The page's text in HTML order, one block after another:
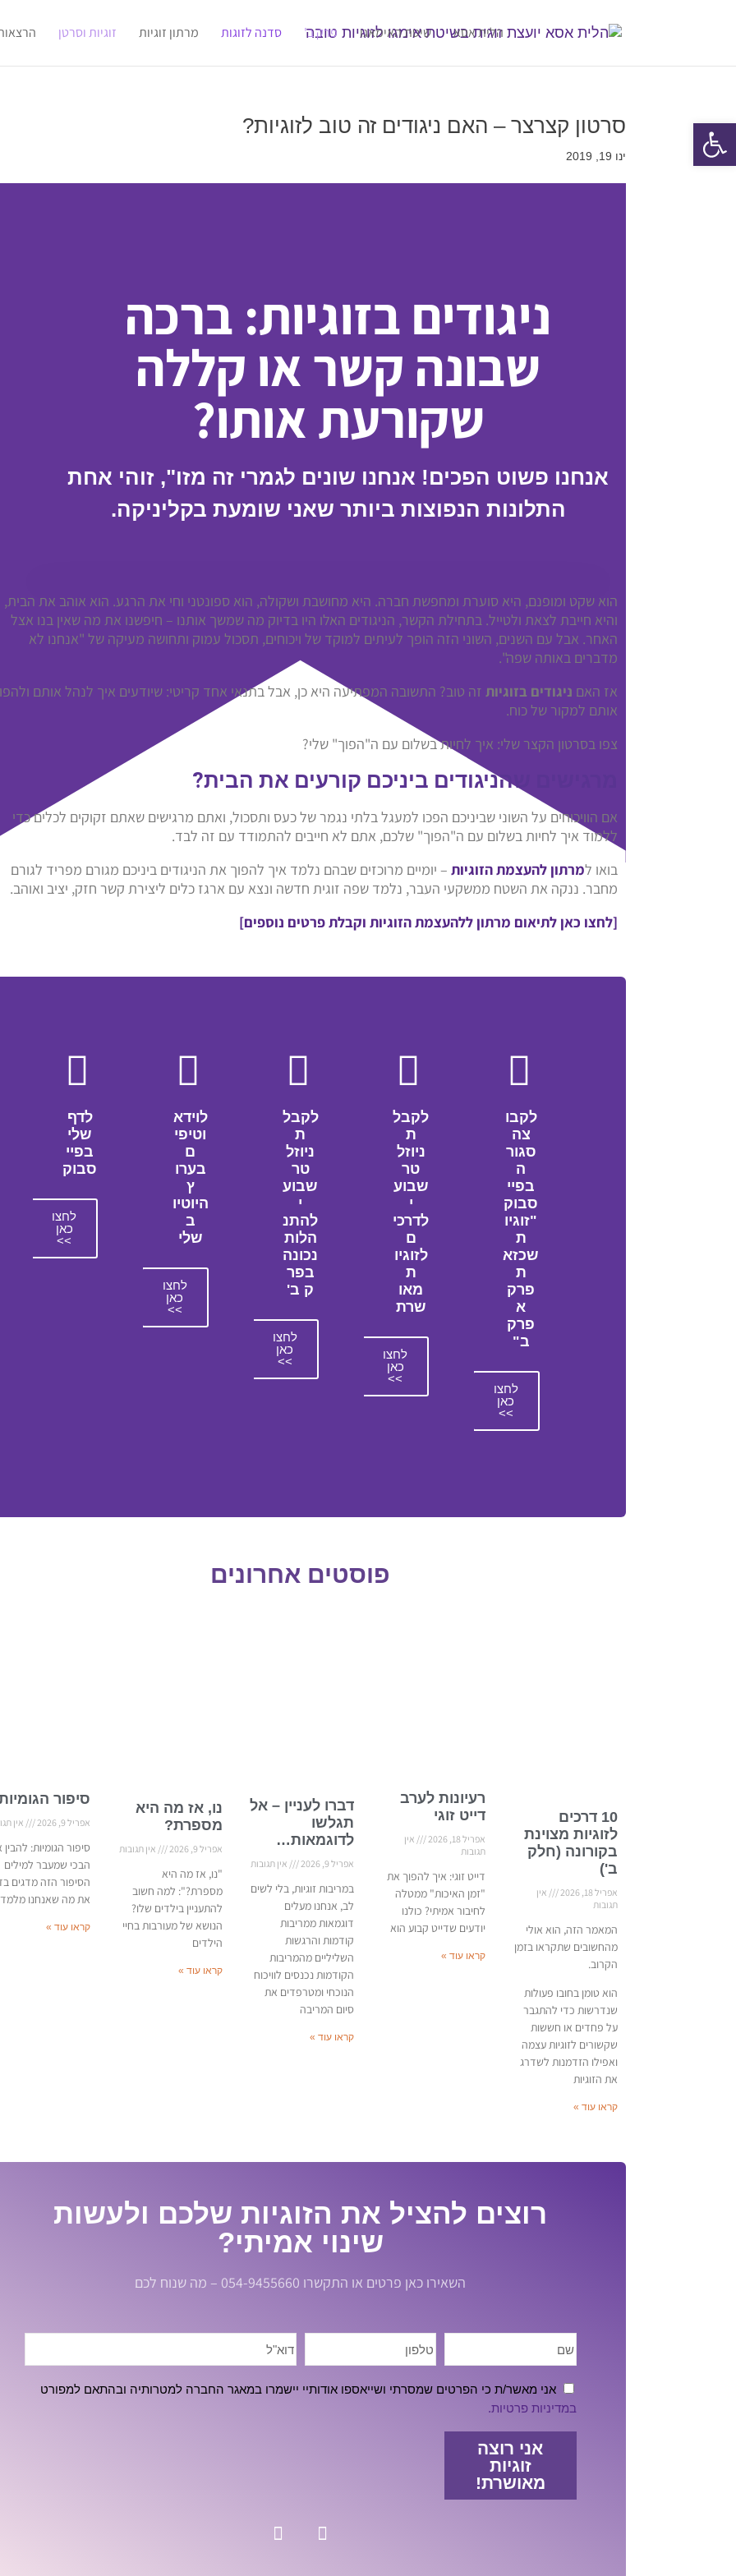
הלית אסא שיטת האימאגו פרק ב' סדנה לזוגות מרתון זוגיות זוגיות וסרטן
סרטון קצרצר – האם ניגודים זה טוב לזוגיות?
ינו 19, 2019
ניגודים בזוגיות: ברכה
שבונה קשר או קללה
שקורעת אותו?
אנחנו פשוט הפכים! אנחנו שונים לגמרי זה מזו", זוהי אחת
התלונות הנפוצות ביותר שאני שומעת בקליניקה.
הוא שקט ומופנם, היא סוערת ומחפשת חברה. היא מחושבת ושקולה, הוא ספונטני וחי את הרגע. הוא אוהב את הבית,
והיא חייבת לצאת ולטייל. בתחילת הקשר, הניגודים האלו היו בדיוק מה שמשך אותנו – חיפשנו את מה שאין בנו אצל
האחר. אבל עם השנים, השוני הזה הופך לעיתים למוקד של ויכוחים, תסכול עמוק ותחושה מעיקה של "אנחנו לא
מדברים באותה שפה".
אז האם ניגודים בזוגיות זה טוב? התשובה המפתיעה היא כן, אבל בתנאי אחד קריטי: שיודעים איך לנהל אותם
אותם למקור של כוח.
צפו בסרטון הקצר שלי: איך לחיות בשלום עם ה"הפוך" שלי?
מרגישים שהניגודים ביניכם קורעים את הבית?
אם הוויכוחים על השוני שביניכם הפכו למעגל בלתי נגמר של כעס ותסכול, ואתם מרגישים שאתם זקוקים לכלים כדי
ללמוד איך לחיות בשלום עם ה"הפוך" שלכם, אתם לא חייבים להתמודד עם זה לבד.
בואו למרתון להעצמת הזוגיות – יומיים מרוכזים שבהם נלמד איך להפוך את הניגודים ביניכם מגורם מפריד לגורם
מחבר. ננקה את השטח ממשקעי העבר, נלמד שפה זוגית חדשה ונצא עם ארגז כלים ליצירת קשר חזק, יציב ואוהב.
[לחצו כאן לתיאום מרתון ללהעצמת הזוגיות וקבלת פרטים נוספים]
לקבו
צה
סגור
ה
בפיי
סבוק
"זוגיו
ת
שכזא
ת
פרק
א
פרק
ב"
לחצו
כאן
>>
לקבל
ת
ניוזל
טר
שבוע
י
לדרכי
ם
לזוגיו
ת
מאו
שרת
לחצו
כאן
>>
לקבל
ת
ניוזל
טר
שבוע
י
להתנ
הלות
נכונה
בפר
ק ב'
לחצו
כאן
>>
לוידא
וטיפי
ם
בערו
ץ
היוטיו
ב
שלי
לחצו
כאן
>>
לדף
שלי
בפיי
סבוק
לחצו
כאן
>>
פוסטים אחרונים
10 דרכים
לזוגיות מצוינת
בקורונה (חלק
ב')
אפריל 18, 2026
אין
תגובות
המאמר הזה, הוא אולי
מהחשובים שתקראו בזמן
הקרוב.
הוא טומן בחובו פעולות
שנדרשות כדי להתגבר
על פחדים או חששות
שקשורים לזוגיות עצמה
ואפילו הזדמנות לשדרג
את הזוגיות
קראו עוד »
רעיונות לערב
דייט זוגי
אפריל 18, 2026
אין
תגובות
דייט זוגי: איך להפוך את
"זמן האיכות" ממטלה
לחיבור אמיתי? כולנו
יודעים שדייט קבוע הוא
קראו עוד »
דברו לעניין – אל
תגלשו
לדוגמאות…
אפריל 9, 2026 אין תגובות
במריבות זוגיות, בלי לשים
לב, אנחנו מעלים
דוגמאות ממריבות
קודמות והרגשות
השליליים מהמריבות
הקודמות נכנסים לוויכוח
הנוכחי ומטרפדים את
סיום המריבה
קראו עוד »
נו, אז מה היא
מספרת?
אפריל 9, 2026 אין תגובות
"נו, אז מה היא
מספרת?": למה חשוב
להתעניין בילדים שלו?
הנושא של מעורבות בחיי
הילדים
קראו עוד »
סיפור
אפריל 9, 2026 אין
סיפור הגומיות:
הבכי שמעבר למילים
הסיפור הזה מדגים
את מה שאנחנו
קראו עוד »
רוצים להציל את הזוגיות שלכם ולעשות
שינוי אמיתי?
השאירו כאן פרטים או התקשרו 054-9455660 – מה שנוח לכם
אני מאשר/ת כי הפרטים שמסרתי ושייאספו אודותיי יישמרו במאגר החברה למטרותיה ובהתאם למפורט
במדיניות פרטיות.
אני רוצה
זוגיות
מאושרת!
פתח סרגל נגישות